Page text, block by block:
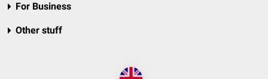
For Business
Other stuff